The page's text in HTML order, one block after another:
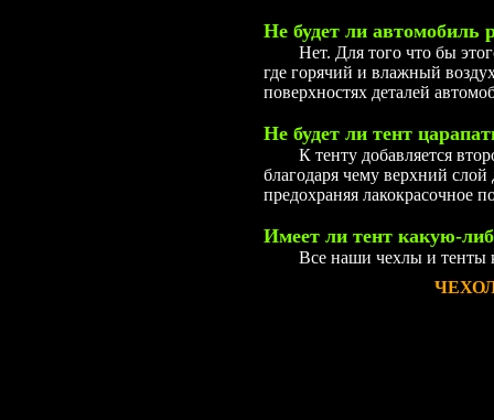
Не будет ли автомобиль
Нет. Для того что бы этого
где горячий и влажный
поверхностях деталей
Не будет ли тент
К тенту добавляется
благодаря чему верхний
предохраняя лакокрасочное
Имеет ли тент какую-
Все наши чехлы и тенты